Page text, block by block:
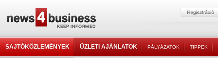
SAJTÓKÖZLEMÉNYEK ÜZLETI AJÁNLATOK PÁLYÁZATOK TIPPEK